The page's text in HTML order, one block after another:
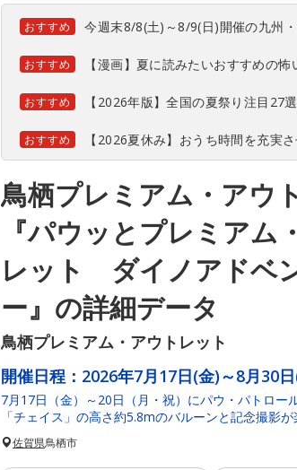
おすすめ 今週末8/8(土)～8/9(日)開催の九州
おすすめ 【漫画】夏に読みたいおすすめの怖
おすすめ 【2026年版】全国の夏祭り注目27
おすすめ 【2026夏休み】おうち時間を充実
鳥栖プレミアム・アウ
『パウッとプレミアム
レット ダイノアドベ
ー』の詳細データ
鳥栖プレミアム・アウトレット
開催日程： 2026年7月17日(金)～8月30
7月17日（金）～20日（月・祝）にパウ・パトロー
「チェイス」の高さ約5.8mのバルーンと記念撮影が
佐賀県鳥栖市